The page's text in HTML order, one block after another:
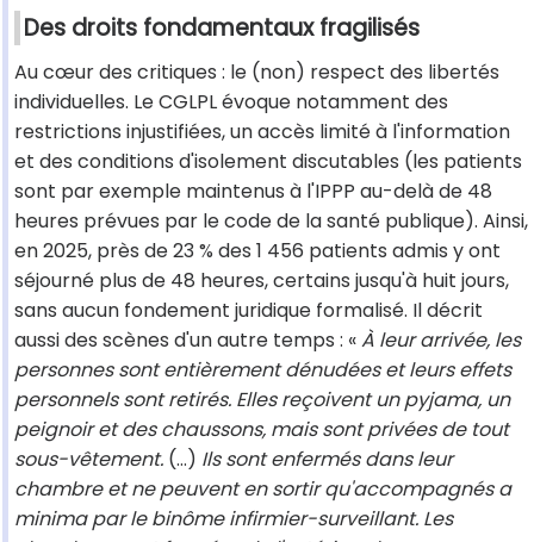
Des droits fondamentaux fragilisés
Au cœur des critiques : le (non) respect des libertés
individuelles. Le CGLPL évoque notamment des
restrictions injustifiées, un accès limité à l'information
et des conditions d'isolement discutables (les patients
sont par exemple maintenus à l'IPPP au-delà de 48
heures prévues par le code de la santé publique). Ainsi,
en 2025, près de 23 % des 1 456 patients admis y ont
séjourné plus de 48 heures, certains jusqu'à huit jours,
sans aucun fondement juridique formalisé. Il décrit
aussi des scènes d'un autre temps : «À leur arrivée, les
personnes sont entièrement dénudées et leurs effets
personnels sont retirés. Elles reçoivent un pyjama, un
peignoir et des chaussons, mais sont privées de tout
sous-vêtement. (…) Ils sont enfermés dans leur
chambre et ne peuvent en sortir qu'accompagnés a
minima par le binôme infirmier-surveillant. Les